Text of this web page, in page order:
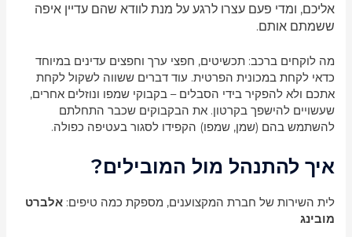
אליכם, ומדי פעם עצרו לרגע על מנת לוודא שהם עדיין איפה
ששמתם אותם.
מה לוקחים ברכב: תכשיטים, חפצי ערך וחפצים עדינים במיוחד
כדאי לקחת במכונית הפרטית. עוד דברים ששווה לשקול לקחת
אתכם ולא להפקיר בידי הסבלים – בקבוקי שמפו ונוזלים אחרים,
שעשויים להישפך בקרטון. את הבקבוקים שכבר התחלתם
להשתמש בהם (שמן, שמפו) הקפידו לסגור בעטיפה כפולה.
איך להתנהל מול המובילים?
לית השירות של חברת המקצוענים, מספקת כמה טיפים:אלברט
מובינג